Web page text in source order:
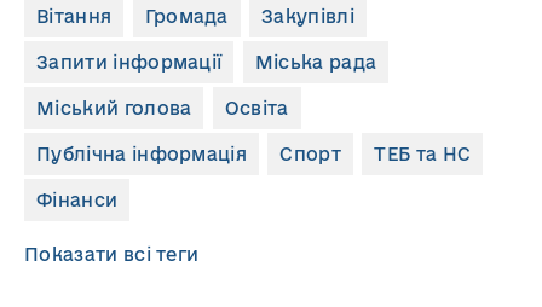
Вітання Громада Закупівлі
Запити інформації Міська рада
Міський голова Освіта
Публічна інформація Спорт ТЕБ та НС
Фінанси
Показати всі теги